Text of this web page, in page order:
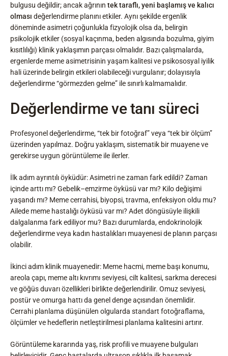
bulgusu değildir; ancak ağrının tek taraflı, yeni başlamış ve kalıcı
olması değerlendirme planını etkiler. Aynı şekilde ergenlik
döneminde asimetri çoğunlukla fizyolojik olsa da, belirgin
psikolojik etkiler (sosyal kaçınma, beden algısında bozulma, giyim
kısıtlılığı) klinik yaklaşımın parçası olmalıdır. Bazı çalışmalarda,
ergenlerde meme asimetrisinin yaşam kalitesi ve psikososyal iyilik
hali üzerinde belirgin etkileri olabileceği vurgulanır; dolayısıyla
değerlendirme “görmezden gelme” ile sınırlı kalmamalıdır.
Değerlendirme ve tanı süreci
Profesyonel değerlendirme, “tek bir fotoğraf” veya “tek bir ölçüm”
üzerinden yapılmaz. Doğru yaklaşım, sistematik bir muayene ve
gerekirse uygun görüntüleme ile ilerler.
İlk adım ayrıntılı öyküdür: Asimetri ne zaman fark edildi? Zaman
içinde arttı mı? Gebelik–emzirme öyküsü var mı? Kilo değişimi
yaşandı mı? Meme cerrahisi, biyopsi, travma, enfeksiyon oldu mu?
Ailede meme hastalığı öyküsü var mı? Adet döngüsüyle ilişkili
dalgalanma fark ediliyor mu? Bazı durumlarda, endokrinolojik
değerlendirme veya kadın hastalıkları muayenesi de planın parçası
olabilir.
İkinci adım klinik muayenedir: Meme hacmi, meme başı konumu,
areola çapı, meme altı kıvrımı seviyesi, cilt kalitesi, sarkma derecesi
ve göğüs duvarı özellikleri birlikte değerlendirilir. Omuz seviyesi,
postür ve omurga hattı da genel denge açısından önemlidir.
Cerrahi planlama düşünülen olgularda standart fotoğraflama,
ölçümler ve hedeflerin netleştirilmesi planlama kalitesini artırır.
Görüntüleme kararında yaş, risk profili ve muayene bulguları